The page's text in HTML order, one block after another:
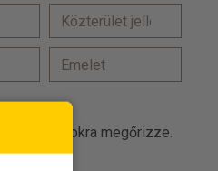
célokra megőrizze.